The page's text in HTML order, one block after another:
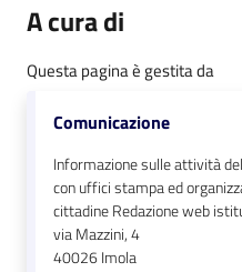
A cura di
Questa pagina è gestita da
Comunicazione
Informazione sulle attività
con uffici stampa ed
cittadine Redazione web
via Mazzini, 4
40026Imola